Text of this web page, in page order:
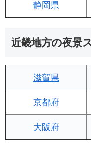
静岡県
近畿地方の夜景
滋賀県
京都府
大阪府